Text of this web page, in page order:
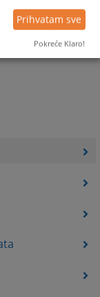
Prihvatam sve
Pokreće Klaro!